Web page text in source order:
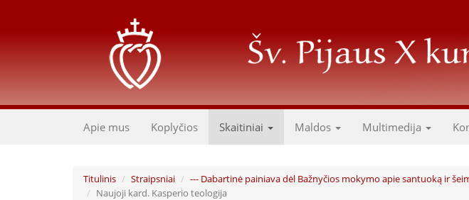
Apie mus Koplyčios Skaitiniai Maldos Multimedija
Titulinis Straipsniai
--- Dabartinė painiava dėl Bažnyčios mokymo apie santuoką ir
Naujoji kard. Kasperio teologija